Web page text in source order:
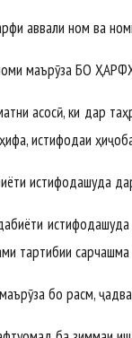
аввали ном ва номи
маърӯза БО
асосӣ, ки дар
истифодаи
истифодашуда
истифодашуда
тартибии
бо расм,